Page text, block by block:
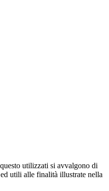
utilizzati si avvalgono di
utili alle finalità illustrate nella